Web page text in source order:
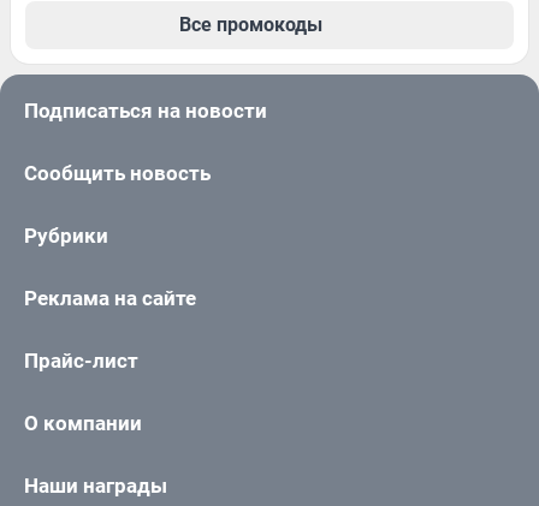
Все промокоды
Подписаться на новости
Сообщить новость
Рубрики
Реклама на сайте
Прайс-лист
О компании
Наши награды